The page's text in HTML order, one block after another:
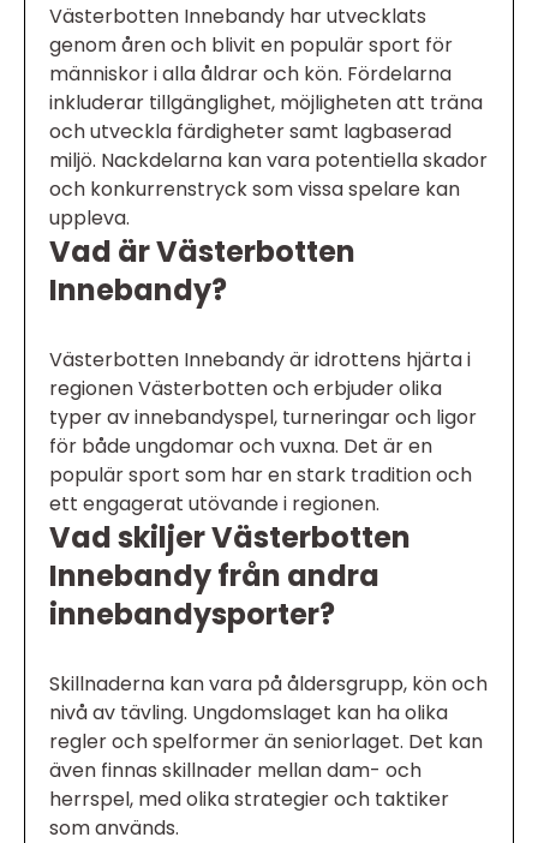
Västerbotten Innebandy har utvecklats
genom åren och blivit en populär sport för
människor i alla åldrar och kön. Fördelarna
inkluderar tillgänglighet, möjligheten att träna
och utveckla färdigheter samt lagbaserad
miljö. Nackdelarna kan vara potentiella skador
och konkurrenstryck som vissa spelare kan
uppleva.
Vad är Västerbotten
Innebandy?
Västerbotten Innebandy är idrottens hjärta i
regionen Västerbotten och erbjuder olika
typer av innebandyspel, turneringar och ligor
för både ungdomar och vuxna. Det är en
populär sport som har en stark tradition och
ett engagerat utövande i regionen.
Vad skiljer Västerbotten
Innebandy från andra
innebandysporter?
Skillnaderna kan vara på åldersgrupp, kön och
nivå av tävling. Ungdomslaget kan ha olika
regler och spelformer än seniorlaget. Det kan
även finnas skillnader mellan dam- och
herrspel, med olika strategier och taktiker
som används.